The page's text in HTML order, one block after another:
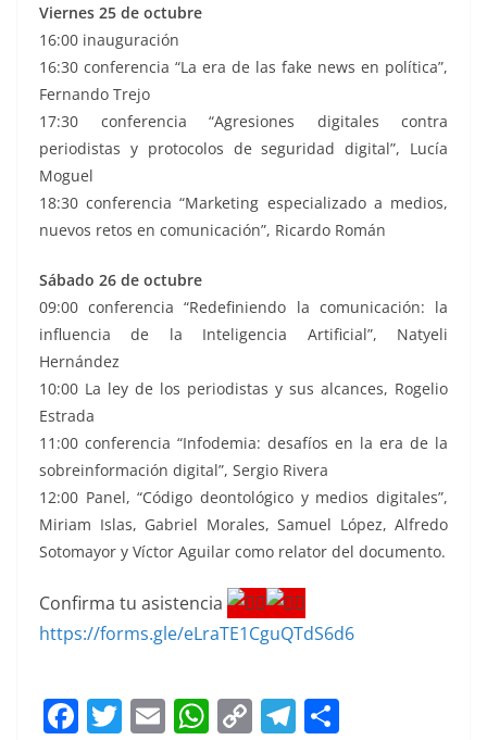
Viernes 25 de octubre
16:00 inauguración
16:30 conferencia “La era de las fake news en política”,
Fernando Trejo
17:30 conferencia “Agresiones digitales contra
periodistas y protocolos de seguridad digital”, Lucía
Moguel
18:30 conferencia “Marketing especializado a medios,
nuevos retos en comunicación”, Ricardo Román
Sábado 26 de octubre
09:00 conferencia “Redefiniendo la comunicación: la
influencia de la Inteligencia Artificial”, Natyeli
Hernández
10:00 La ley de los periodistas y sus alcances, Rogelio
Estrada
11:00 conferencia “Infodemia: desafíos en la era de la
sobreinformación digital”, Sergio Rivera
12:00 Panel, “Código deontológico y medios digitales”,
Miriam Islas, Gabriel Morales, Samuel López, Alfredo
Sotomayor y Víctor Aguilar como relator del documento.
Confirma tu asistencia
https://forms.gle/eLraTE1CguQTdS6d6
F T E W C T